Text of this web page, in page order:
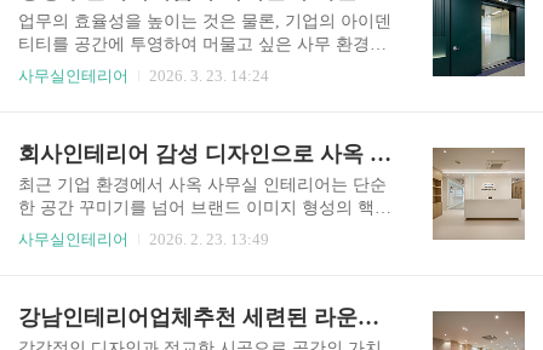
를 공간으로 시각화한 프로젝트인데요. 텅 빈 100
평의 콘크리트 공간이 어떻게 활기찬 비즈니스의
무대로 변모했는지, 그 역동적인 여정을 지금 공개
합니다. 사무실칸막이공사, 비주얼 제안 본격적인
세워지면 수정이 어렵기에, 머릿속의 구상을 실물
에 가까운 데이터로 치환하는 과..
업무의 효율성을 높이는 것은 물론, 기업의 아이덴
티티를 공간에 투영하여 머물고 싶은 사무 환경을
만드는 강동구인테리어업체, 구일육디자인입니다.
을 가지고 와보았습니다. 브랜드의 가치를 시각적
으로 구현한 이번 오피스 시공기의 상세한 과정을
지금부터 함께 살펴보시죠! 강동구인테리어업체
브랜드 가치를 시각화 본격적인 공사에 앞서 클라
이언트와의 원활한 소통과 완벽한 결과물을 위해 3
로 이 시각화 작업인데요. 도면상으로만 확인하던
레이아웃을 입체적으로 구현하여 가구의..
사무실인테리어 2026. 3. 23. 14:24
회사인테리어 감성 디자인으로 사옥 사무실 브랜드 이미지 효과적으로 강화하기
최근 기업 환경에서 사옥 사무실 인테리어는 단순
한 공간 꾸미기를 넘어 브랜드 이미지 형성의 핵심
요소로 자리 잡고 있습니다. 특히 감성 디자인을 접
력한 수단이 되는데요. 그래서 오늘은 감성 디자인
을 활용한 회사인테리어가 어떻게 사옥 사무실의
사무실인테리어 2026. 2. 23. 13:49
강남인테리어업체추천 세련된 라운지와 간접 조명이 매력적인 IT 기업 사무실 시공 사례